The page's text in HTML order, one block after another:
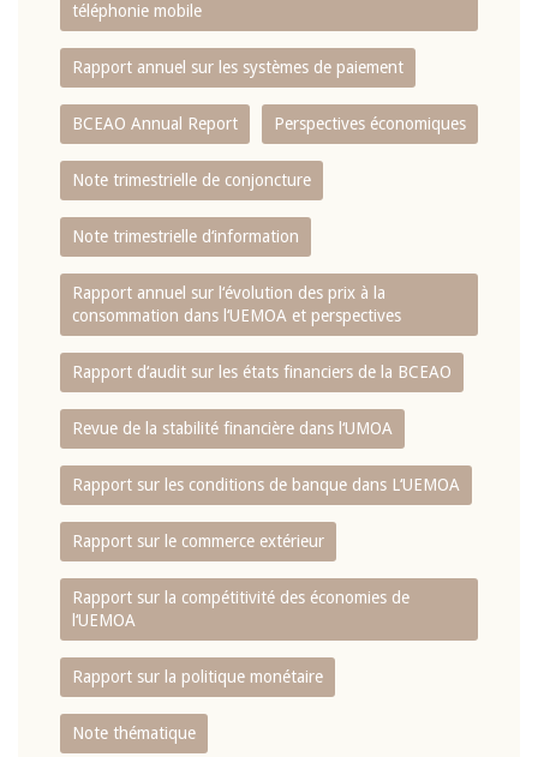
téléphonie mobile
Rapport annuel sur les systèmes de paiement
BCEAO Annual Report Perspectives économiques
Note trimestrielle de conjoncture
Note trimestrielle d‘information
Rapport annuel sur l‘évolution des prix à la
consommation dans l‘UEMOA et perspectives
Rapport d‘audit sur les états financiers de la BCEAO
Revue de la stabilité financière dans l‘UMOA
Rapport sur les conditions de banque dans L‘UEMOA
Rapport sur le commerce extérieur
Rapport sur la compétitivité des économies de
l‘UEMOA
Rapport sur la politique monétaire
Note thématique